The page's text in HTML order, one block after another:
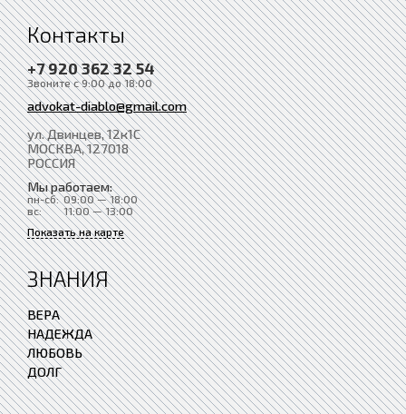
Контакты
+7 920 362 32 54
Звоните с 9:00 до 18:00
advokat-diablo@gmail.com
ул. Двинцев, 12к1С
МОСКВА, 127018
РОССИЯ
Мы работаем:
пн-сб: 09:00 — 18:00
вс:
11:00 — 13:00
Показать на карте
ЗНАНИЯ
ВЕРА
НАДЕЖДА
ЛЮБОВЬ
ДОЛГ